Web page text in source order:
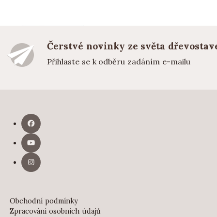
Čerstvé novinky ze světa
Přihlaste se k odběru zadáním e-mailu
Obchodní podmínky
Zpracování osobních údajů